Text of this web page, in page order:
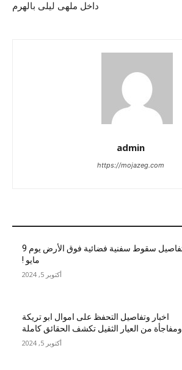
داخل ملهى ليلى بالهرم
admin
https://mojazeg.com
تفاصيل سقوط سفنية فضائية فوق الأرض يوم 9
مايو !
أكتوبر 5, 2024
اخبار وتفاصيل التحفظ على اموال ابو تريكة
ومفاجأة من العيار الثقيل تكشف الحقائق كاملة
أكتوبر 5, 2024